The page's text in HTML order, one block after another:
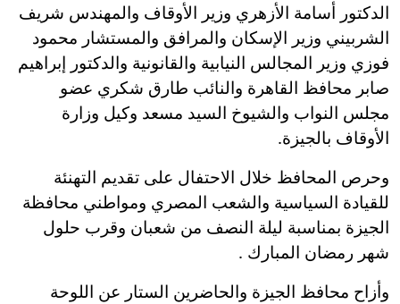
الدكتور أسامة الأزهري وزير الأوقاف والمهندس شريف
الشربيني وزير الإسكان والمرافق والمستشار محمود
فوزي وزير المجالس النيابية والقانونية والدكتور إبراهيم
صابر محافظ القاهرة والنائب طارق شكري عضو
مجلس النواب والشيوخ السيد مسعد وكيل وزارة
الأوقاف بالجيزة.
وحرص المحافظ خلال الاحتفال على تقديم التهنئة
للقيادة السياسية والشعب المصري ومواطني محافظة
الجيزة بمناسبة ليلة النصف من شعبان وقرب حلول
شهر رمضان المبارك .
وأزاح محافظ الجيزة والحاضرين الستار عن اللوحة